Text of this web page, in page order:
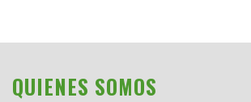
QUIENES SOMOS